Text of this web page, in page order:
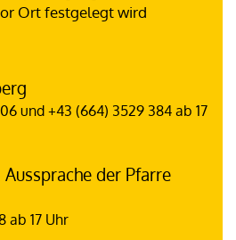
Ort festgelegt wird
und +43 (664) 3529 384 ab 17
der Pfarre
ab 17 Uhr